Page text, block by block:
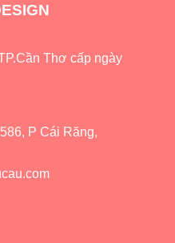
Thơ cấp ngày
P Cái Răng,